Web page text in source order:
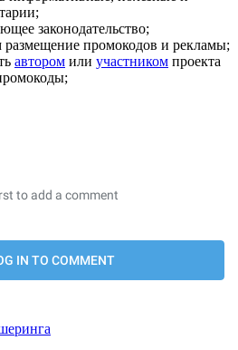
законодательство;
размещение промокодов и рекламы;
автором или участником проекта